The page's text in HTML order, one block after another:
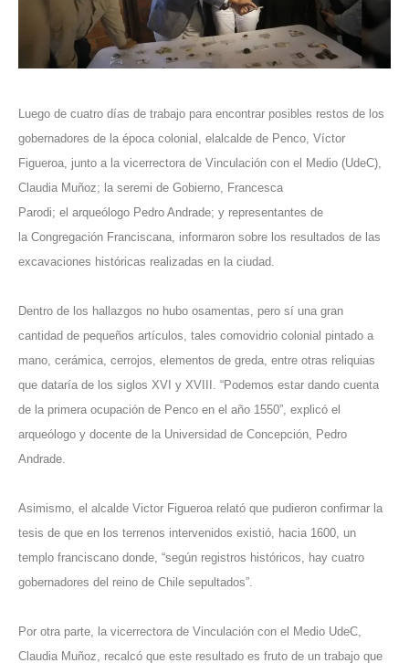
Luego de cuatro días de trabajo para encontrar posibles restos de los
gobernadores de la época colonial, elalcalde de Penco, Víctor
Figueroa, junto a la vicerrectora de Vinculación con el Medio (UdeC),
Claudia Muñoz; la seremi de Gobierno, Francesca
Parodi; el arqueólogo Pedro Andrade; y representantes de
la Congregación Franciscana, informaron sobre los resultados de las
excavaciones históricas realizadas en la ciudad.
Dentro de los hallazgos no hubo osamentas, pero sí una gran
cantidad de pequeños artículos, tales comovidrio colonial pintado a
mano, cerámica, cerrojos, elementos de greda, entre otras reliquias
que dataría de los siglos XVI y XVIII. “Podemos estar dando cuenta
de la primera ocupación de Penco en el año 1550”, explicó el
arqueólogo y docente de la Universidad de Concepción, Pedro
Andrade.
Asimismo, el alcalde Victor Figueroa relató que pudieron confirmar la
tesis de que en los terrenos intervenidos existió, hacia 1600, un
templo franciscano donde, “según registros históricos, hay cuatro
gobernadores del reino de Chile sepultados”.
Por otra parte, la vicerrectora de Vinculación con el Medio UdeC,
Claudia Muñoz, recalcó que este resultado es fruto de un trabajo que